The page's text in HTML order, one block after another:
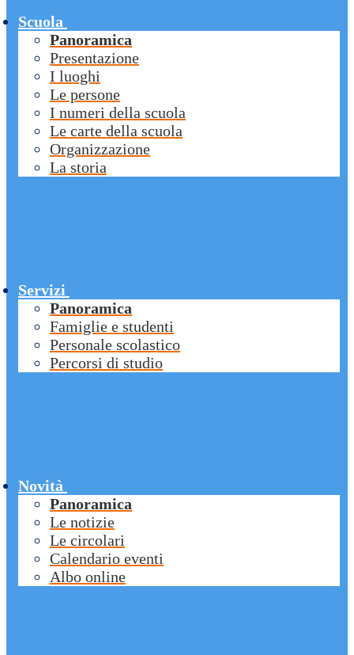
Scuola
Panoramica
Presentazione
I luoghi
Le persone
I numeri della scuola
Le carte della scuola
Organizzazione
La storia
Servizi
Panoramica
Famiglie e studenti
Personale scolastico
Percorsi di studio
Novità
Panoramica
Le notizie
Le circolari
Calendario eventi
Albo online